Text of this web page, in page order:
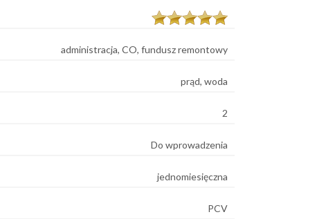
administracja, CO, fundusz remontowy
prąd, woda
2
Do wprowadzenia
jednomiesięczna
PCV